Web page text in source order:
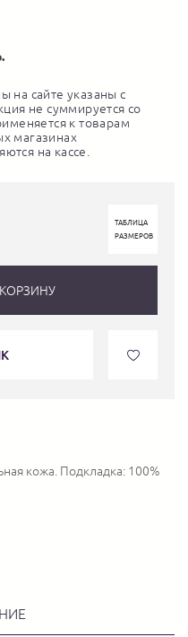
на сайте указаны с
не суммируется со
к товарам
магазинах
на кассе.
ТАБЛИЦА
РАЗМЕРОВ
кожа. Подкладка: 100%